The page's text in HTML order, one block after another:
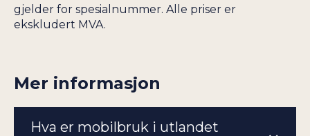
gjelder for spesialnummer. Alle priser er
ekskludert MVA.
Mer informasjon
Hva er mobilbruk i utlandet